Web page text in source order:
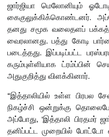
ஜார்ஜியா மெலோனியும்
கைகுலுக்கிக்கொண்டனர்.
தனது சமூக வலைதளப்
வைரலானது. பத்து கோடி
படைத்தது. இப்படிப்பட்ட
கரும்புள்ளியாக ட்ரம்ப்பின்
அதுகுறித்து விளக்கினார்.
“இத்தாலியில் உள்ள பிரபல
நிகழ்ச்சி ஒன்றுக்கு
அப்போது, ‘இத்தாலி பிரதமர்
தனிப்பட்ட முறையில்